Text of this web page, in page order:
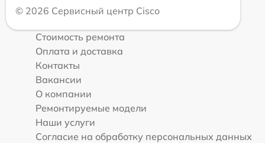
© 2026 Сервисный центр Cisco
Стоимость ремонта
Оплата и доставка
Контакты
Вакансии
О компании
Ремонтируемые модели
Наши услуги
Согласие на обработку персональных данных